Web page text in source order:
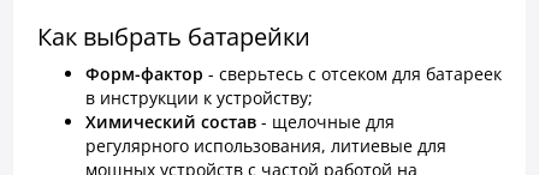
Как выбрать батарейки
Форм-фактор - сверьтесь с отсеком для батареек
в инструкции к устройству;
Химический состав - щелочные для
регулярного использования, литиевые для
мощных устройств с частой работой на